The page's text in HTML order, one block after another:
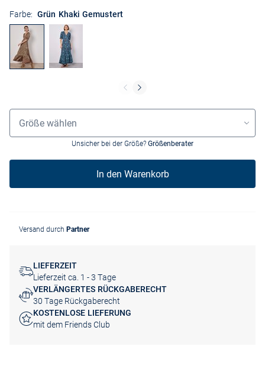
Farbe: Grün Khaki Gemustert
Grössenauswahl
Größe wählen
Unsicher bei der Größe? Größenberater
In den Warenkorb
Versand durch Partner
LIEFERZEIT
Lieferzeit ca. 1 - 3 Tage
VERLÄNGERTES RÜCKGABERECHT
30 Tage Rückgaberecht
KOSTENLOSE LIEFERUNG
mit dem Friends Club